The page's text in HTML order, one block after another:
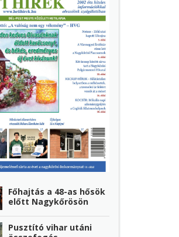
Főhajtás a 48-as hősök
előtt Nagykőrösön
Pusztító vihar utáni